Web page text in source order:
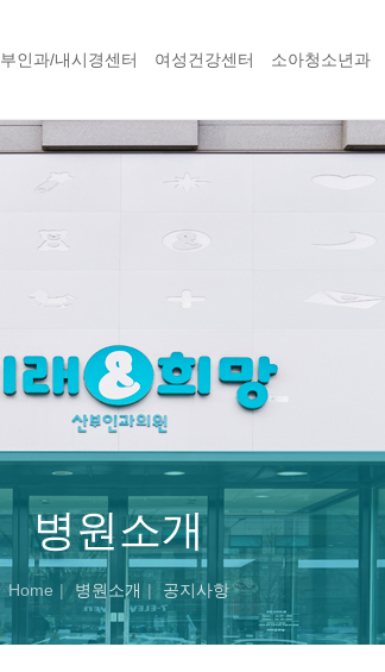
부인과/내시경센터 여성건강센터 소아청소년과
병원소개
Home 병원소개 공지사항